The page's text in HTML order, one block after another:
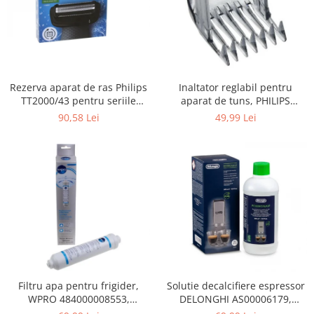
Gaming, Carti & Birotica
Birotica & Papetarie
Accesorii aparate de ras electrice
Accesorii aparate hair styling
Aparate & Accesorii ingrijire
Aparate cosmetice
Articole Sanatate si Wellness
Consumabile sanitare
Cosmetice si produse ingrijire
personala
Igiena dentara
Jucarii, Copii & Bebe
Camera copilului
Hrana bebelusi
Rezerva aparat de ras Philips
TT2000/43 pentru seriile
Bodygroom 3000/5000/7000 si
90,58 Lei
Inaltator reglabil pentru
aparat de tuns, PHILIPS
422203633281, 3-15 mm,
49,99 Lei
Filtru apa pentru frigider,
WPRO 484000008553,
Solutie decalcifiere espressor
DELONGHI AS00006179,